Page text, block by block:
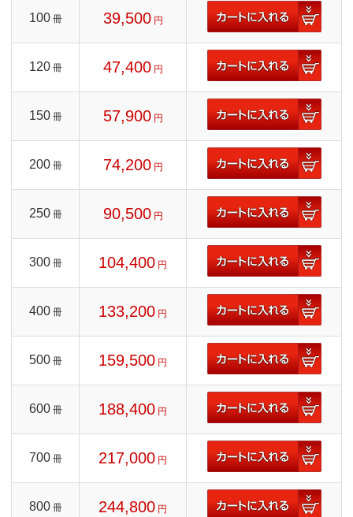
100 冊 39,500 円
120 冊 47,400 円
150 冊 57,900 円
200 冊 74,200 円
250 冊 90,500 円
300 冊 104,400 円
400 冊 133,200 円
500 冊 159,500 円
600 冊 188,400 円
700 冊 217,000 円
800 冊 244,800 円